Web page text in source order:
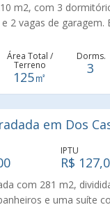
m2, com 3
2 vagas de garagem.
Área Total /
Terreno
125㎡
Dorms.
3
em Dos
IPTU
R$
com 281 m2,
e uma suíte